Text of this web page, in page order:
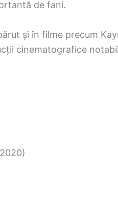
de fani.
și în filme precum
cinematografice